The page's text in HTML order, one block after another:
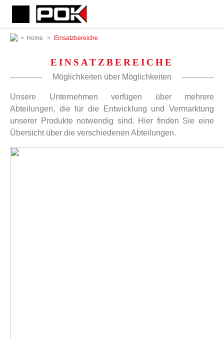
> Home > Einsatzbereiche
EINSATZBEREICHE
Möglichkeiten über Möglichkeiten
Unsere Unternehmen verfügen über mehrere
Abteilungen, die für die Entwicklung und Vermarktung
unserer Produkte notwendig sind. Hier finden Sie eine
Übersicht über die verschiedenen Abteilungen.